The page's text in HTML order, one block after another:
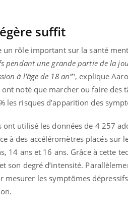
suffit
rôle important sur la santé
pendant une grande partie de la
à l'âge de 18 an”", explique
noté que marcher ou faire des
les risques d’apparition des
utilisé les données de 4 257
à des accéléromètres placés sur
14 ans et 16 ans. Grâce à cette
son degré d’intensité.
les symptômes